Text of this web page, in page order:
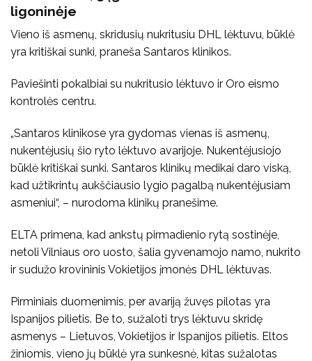
ligoninėje
Vieno iš asmenų, skridusių nukritusiu DHL lėktuvu, būklė
yra kritiškai sunki, praneša Santaros klinikos.
Paviešinti pokalbiai su nukritusio lėktuvo ir Oro eismo
kontrolės centru.
„Santaros klinikose yra gydomas vienas iš asmenų,
nukentėjusių šio ryto lėktuvo avarijoje. Nukentėjusiojo
būklė kritiškai sunki. Santaros klinikų medikai daro viską,
kad užtikrintų aukščiausio lygio pagalbą nukentėjusiam
asmeniui“, – nurodoma klinikų pranešime.
ELTA primena, kad ankstų pirmadienio rytą sostinėje,
netoli Vilniaus oro uosto, šalia gyvenamojo namo, nukrito
ir sudužo krovininis Vokietijos įmonės DHL lėktuvas.
Pirminiais duomenimis, per avariją žuvęs pilotas yra
Ispanijos pilietis. Be to, sužaloti trys lėktuvu skridę
asmenys – Lietuvos, Vokietijos ir Ispanijos pilietis. Eltos
žiniomis, vieno jų būklė yra sunkesnė, kitas sužalotas